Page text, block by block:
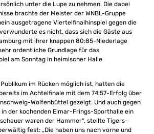
unter die Lupe zu nehmen. Die dabei
brachte der Meister der WNBL-Gruppe
ausgetragene Viertelfinalhinspiel gegen die
es nicht, dass sich die Gäste aus
mit ihrer knappen 80:85-Niederlage
ordentliche Grundlage für das
am Sonntag in heimischer Halle
im Rücken möglich ist, hatten die
im Achtelfinale mit dem 74:57-Erfolg über
Wolfenbüttel gezeigt. Und auch gegen
in der kochenden Elmar-Frings-Sporthalle ein
waren der Hammer“, stellte Tigers-
fest: „Die haben uns nach vorne und